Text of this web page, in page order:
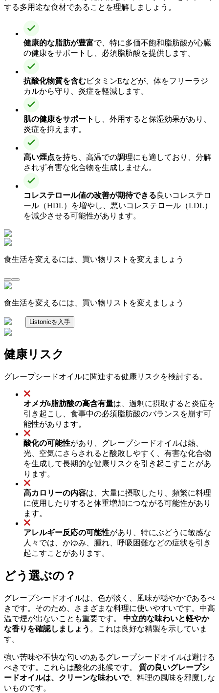
する多用途な食材であることを理解しましょう。
健康的な脂肪が豊富で、特に多価不飽和脂肪酸が心臓
の健康をサポートし、必須脂肪酸を提供します。
抗酸化物質を含むビタミンEなどが、体をフリーラジ
カルから守り、炎症を軽減します。
肌の健康をサポート し、外用すると保湿効果があり、
炎症を抑えます。
高い煙点を持ち、高温での調理にも適しており、分解
されず有害な化合物を生成しません。
コレステロール値の改善が期待できる良いコレステロ
ール（HDL）を増やし、悪いコレステロール（LDL）
を減少させる可能性があります。
食生活を変えるには、買い物リストを変えましょう
食生活を変えるには、買い物リストを変えましょう
Listonicを入手
健康リスク
グレープシードオイルに関連する健康リスクを検討する。
オメガ6脂肪酸の高含有量は、過剰に摂取すると炎症を
引き起こし、食事中の必須脂肪酸のバランスを崩す可
能性があります。
酸化の可能性があり、グレープシードオイルは熱、
光、空気にさらされると酸敗しやすく、有害な化合物
を生成して長期的な健康リスクを引き起こすことがあ
ります。
高カロリーの内容は、大量に摂取したり、頻繁に料理
に使用したりすると体重増加につながる可能性があり
ます。
アレルギー反応の可能性があり、特にぶどうに敏感な
人々では、かゆみ、腫れ、呼吸困難などの症状を引き
起こすことがあります。
どう選ぶの？
グレープシードオイルは、色が淡く、風味が穏やかであるべ
きです。そのため、さまざまな料理に使いやすいです。中高
温で煙が出ないことも重要です。 中立的な味わいと軽やか
な香りを確認しましょう 。これは良好な精製を示していま
す。
強い苦味や不快な匂いのあるグレープシードオイルは避ける
べきです。これらは酸化の兆候です。 質の良いグレープシ
ードオイルは、クリーンな味わいで、料理の風味を邪魔しな
いものです。